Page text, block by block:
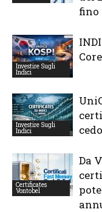
fino
Investire Sugli
Indici
Investire Sugli
Indici
Certificates
Vontobel
Da